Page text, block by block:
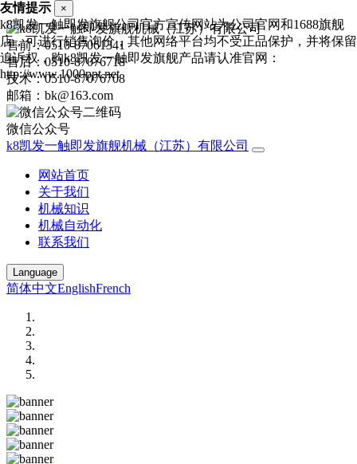
售前：0510-87061341
售后：0510-87076718
技术：0510-87076708
邮箱：bk@163.com
微信公众号
k8凯发一触即发旗舰机械（江苏）有限公司
网站首页
关于我们
机械知识
机械自动化
联系我们
Language
简体中文EnglishFrench
友情提示 ×
k8凯发一触即发旗舰公司官方宣传网站为公司官网和1688旗舰
店，可进行销售询价，其他网络平台均不受正品保护，并将保留
追诉权，购k8凯发一触即发旗舰产品请认准官网：
http://www.1000ppt.net